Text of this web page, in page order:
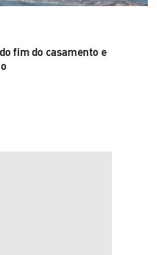
fim do casamento e